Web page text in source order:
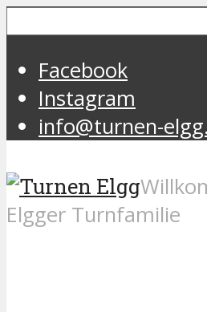
Facebook
Instagram
info@turnen-
Elgger Turnfamilie